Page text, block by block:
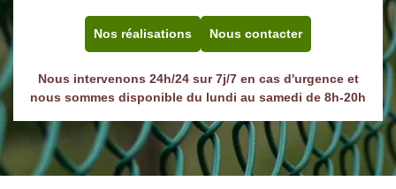
Nos réalisations Nous contacter
Nous intervenons 24h/24 sur 7j/7 en cas d'urgence et
nous sommes disponible du lundi au samedi de 8h-20h